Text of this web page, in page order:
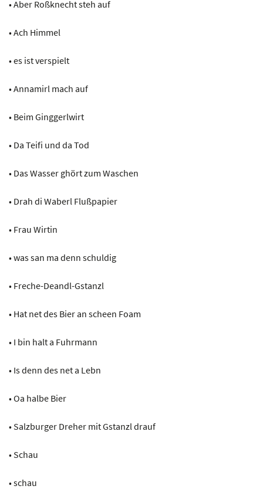
• Aber Roßknecht steh auf
• Ach Himmel
• es ist verspielt
• Annamirl mach auf
• Beim Ginggerlwirt
• Da Teifi und da Tod
• Das Wasser ghört zum Waschen
• Drah di Waberl Flußpapier
• Frau Wirtin
• was san ma denn schuldig
• Freche-Deandl-Gstanzl
• Hat net des Bier an scheen Foam
• I bin halt a Fuhrmann
• Is denn des net a Lebn
• Oa halbe Bier
• Salzburger Dreher mit Gstanzl drauf
• Schau
• schau